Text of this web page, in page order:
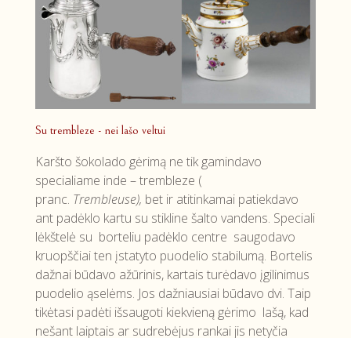
Su trembleze - nei lašo veltui
Karšto šokolado gėrimą ne tik gamindavo
specialiame inde – trembleze (
pranc. Trembleuse), bet ir atitinkamai patiekdavo
ant padėklo kartu su stikline šalto vandens. Speciali
lėkštelė su borteliu padėklo centre saugodavo
kruopščiai ten įstatyto puodelio stabilumą. Bortelis
dažnai būdavo ažūrinis, kartais turėdavo įgilinimus
puodelio ąselėms. Jos dažniausiai būdavo dvi. Taip
tikėtasi padėti išsaugoti kiekvieną gėrimo lašą, kad
nešant laiptais ar sudrebėjus rankai jis netyčia